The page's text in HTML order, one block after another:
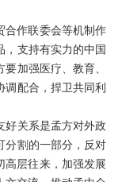
合作联委会等机制作
支持有实力的中国
加强医疗、教育、
配合，捍卫共同利
好关系是孟方对外政
分割的一部分，反对
高层往来，加强发展